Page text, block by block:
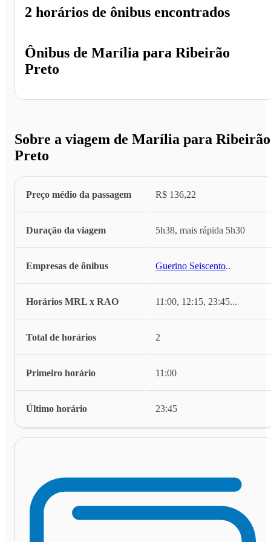
Ônibus de Marília para Ribeirão
Preto
2 horários de ônibus encontrados
Sobre a viagem de Marília para Ribeirão
Preto
Preço médio da passagem R$ 136,22
Duração da viagem 5h38, mais rápida 5h30
Empresas de ônibus Guerino Seiscento...
Horários MRL x RAO 11:00, 12:15, 23:45...
Total de horários 2
Primeiro horário 11:00
Último horário 23:45